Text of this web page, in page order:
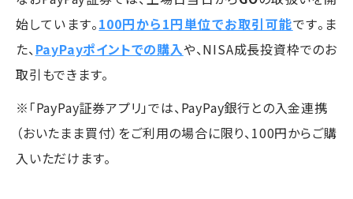
始しています。100円から1円単位でお取引可能です。ま
た、PayPayポイントでの購入や、NISA成長投資枠でのお
取引もできます。
※「PayPay証券アプリ」では、PayPay銀行との入金連携
（おいたまま買付）をご利用の場合に限り、100円からご購
入いただけます。